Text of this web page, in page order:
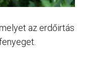
az erdőirtás